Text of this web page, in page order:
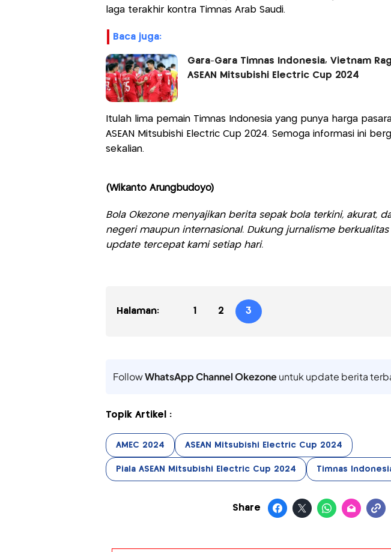
laga terakhir kontra Timnas Arab Saudi.
baca juga:
Gara-Gara Timnas Indonesia, Vietnam
ASEAN Mitsubishi Electric Cup 2024
Itulah lima pemain Timnas Indonesia yang punya harga
ASEAN Mitsubishi Electric Cup 2024. Semoga informasi ini
sekalian.
(Wikanto Arungbudoyo)
Bola Okezone menyajikan berita sepak bola terkini, akurat,
negeri maupun internasional. Dukung jurnalisme
update tercepat kami setiap hari.
Halaman: 1 2 3
FollowWhatsApp Channel Okezoneuntuk update berita
Topik Artikel :
AMEC 2024 ASEAN Mitsubishi Electric Cup 2024
Piala ASEAN Mitsubishi Electric Cup 2024 Timnas
Share